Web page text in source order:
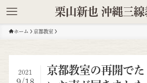
栗山新也 沖縄三線
ホーム 京都教室
京都教室の再開で
2021